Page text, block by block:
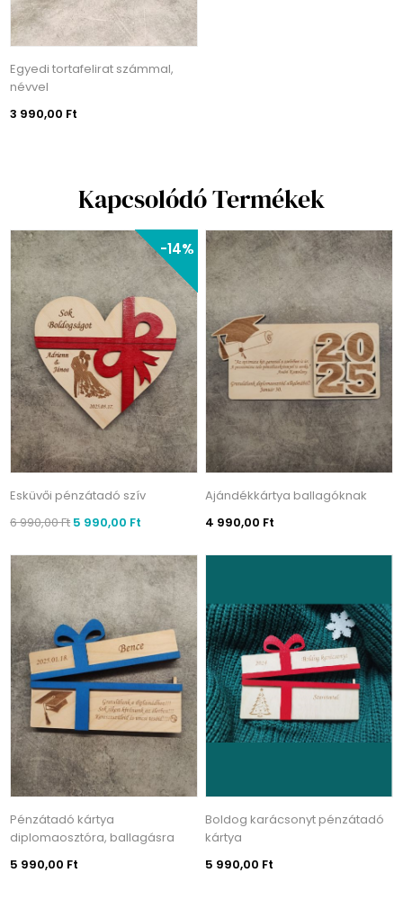
Egyedi tortafelirat számmal,
névvel
3 990,00 Ft
Kapcsolódó Termékek
-14%
Esküvői pénzátadó szív
6 990,00 Ft 5 990,00 Ft
Ajándékkártya ballagóknak
4 990,00 Ft
Pénzátadó kártya
diplomaosztóra, ballagásra
5 990,00 Ft
Boldog karácsonyt pénzátadó
kártya
5 990,00 Ft